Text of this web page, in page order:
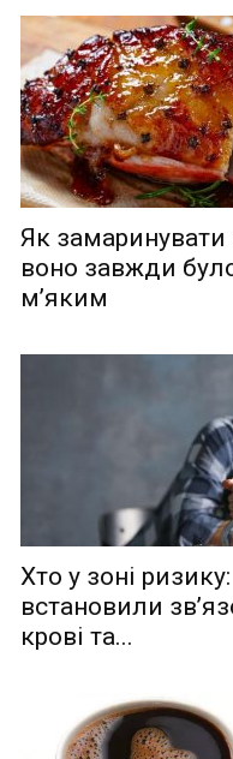
Як замаринувати
воно завжди
м’яким
Хто у зоні
встановили
крові та...